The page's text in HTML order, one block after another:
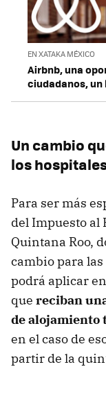
EN XATAKA MÉXICO
Airbnb, una
ciudadanos,
Un cambio
los
Para ser más
del Impuesto al
Quintana Roo,
cambio para
podrá aplicar
que reciban
de alojamiento
en el caso de
partir de la